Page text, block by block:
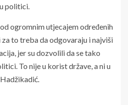
politici.
ogromnim utjecajem određenih
to treba da odgovaraju i najviši
jer su dozvolili da se tako
To nije u korist države, a ni u